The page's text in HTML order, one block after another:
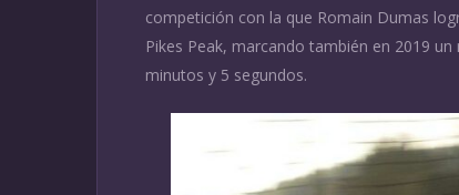
competición con la que Romain Dumas
Pikes Peak, marcando también en 2019
minutos y 5 segundos.